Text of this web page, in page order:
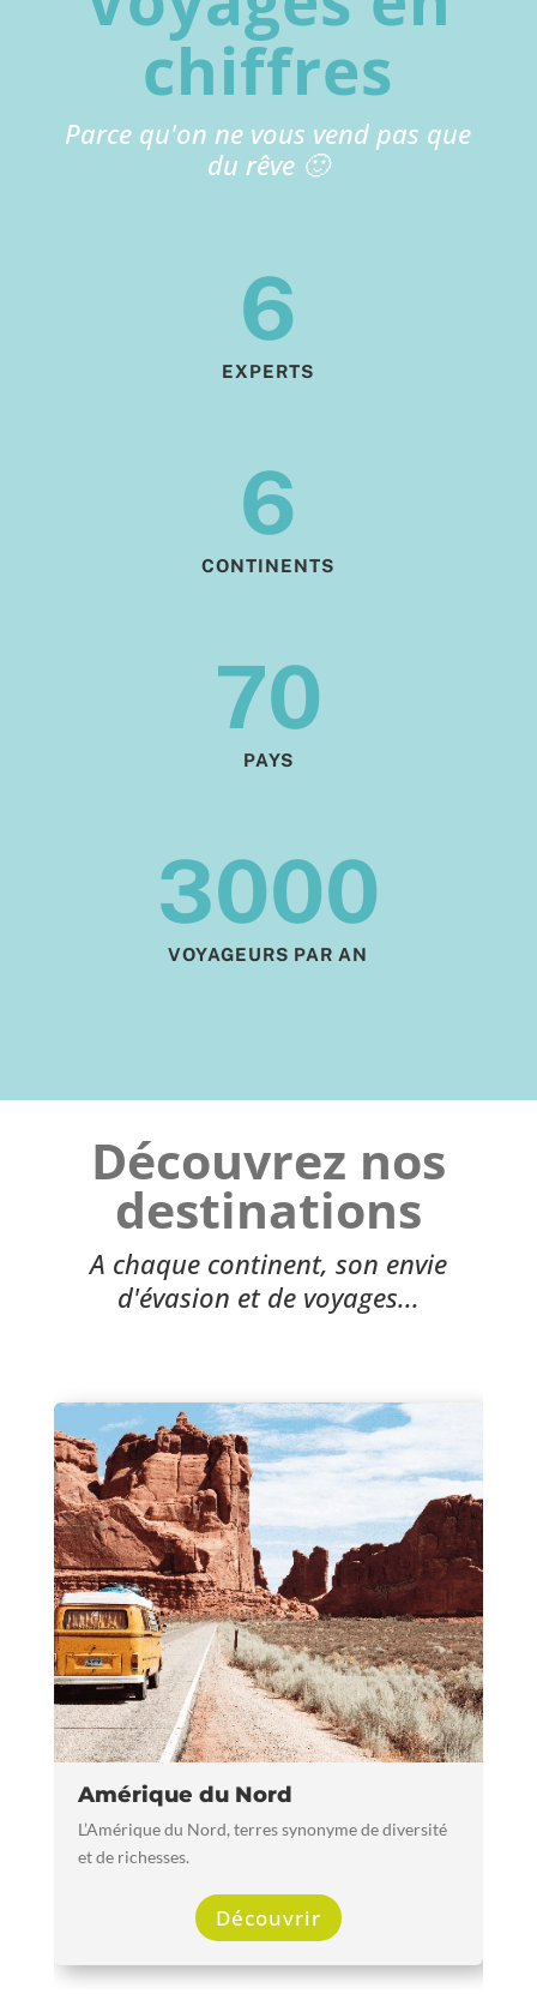
chiffres
Parce qu'on ne vous vend pas que
du rêve 🙂
6
EXPERTS
6
CONTINENTS
70
PAYS
3000
VOYAGEURS PAR AN
Découvrez nos
destinations
A chaque continent, son envie
d'évasion et de voyages...
Amérique du Nord
L’Amérique du Nord, terres synonyme de diversité
et de richesses.
Découvrir